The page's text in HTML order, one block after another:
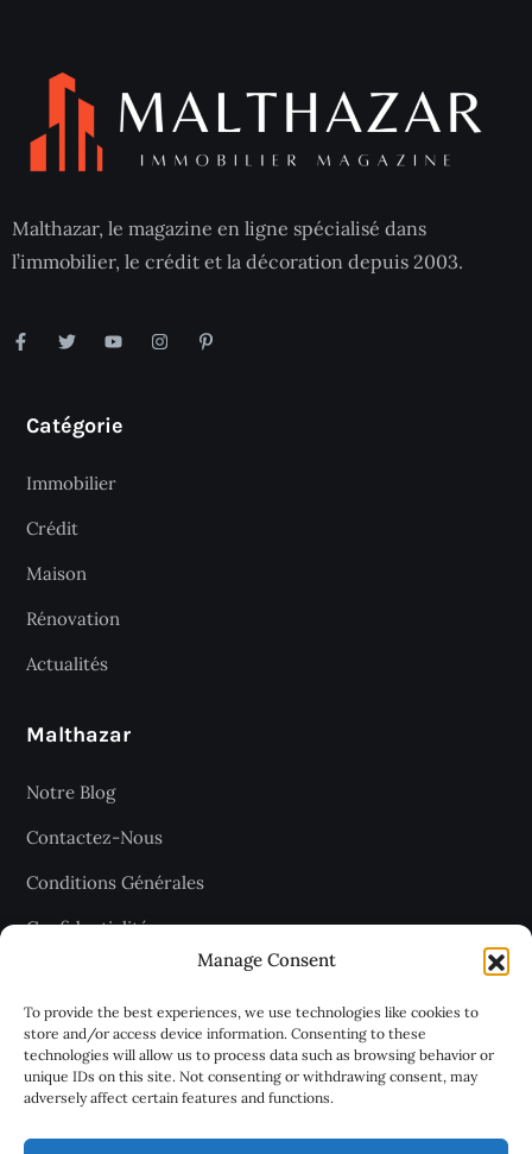
Manage Consent
To provide the best experiences, we use technologies like cookies to
store and/or access device information. Consenting to these
technologies will allow us to process data such as browsing behavior or
unique IDs on this site. Not consenting or withdrawing consent, may
adversely affect certain features and functions.
Malthazar, le magazine en ligne spécialisé dans
l’immobilier, le crédit et la décoration depuis 2003.
Catégorie
Immobilier
Crédit
Maison
Rénovation
Actualités
Malthazar
Notre Blog
Contactez-Nous
Conditions Générales
Confidentialité
Recevez les dernières articles
chaque jour